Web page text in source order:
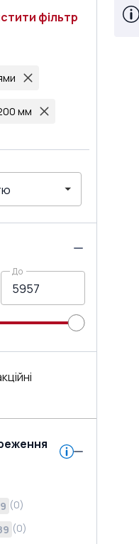
фільтр
мм
До
(0)
(0)